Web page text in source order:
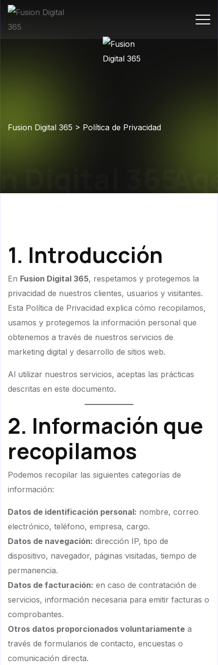
Fusion Digital 365 > Política de Privacidad
Digital 365
1. Introducción
En Fusion Digital 365, respetamos y protegemos la
privacidad de nuestros clientes, usuarios y visitantes.
Esta Política de Privacidad explica cómo recopilamos,
usamos y protegemos la información personal que
obtenemos a través de nuestros servicios de
marketing digital y desarrollo de sitios web.
Al utilizar nuestros servicios, aceptas las prácticas
descritas en este documento.
2. Información que
recopilamos
Podemos recopilar las siguientes categorías de
información:
Datos de identificación personal: nombre, correo
electrónico, teléfono, empresa, cargo.
Datos de navegación: dirección IP, tipo de
dispositivo, navegador, páginas visitadas, tiempo de
permanencia.
Datos de facturación: en caso de contratación de
servicios, información necesaria para emitir facturas o
comprobantes.
Otros datos proporcionados voluntariamente a
través de formularios de contacto, encuestas o
comunicación directa.